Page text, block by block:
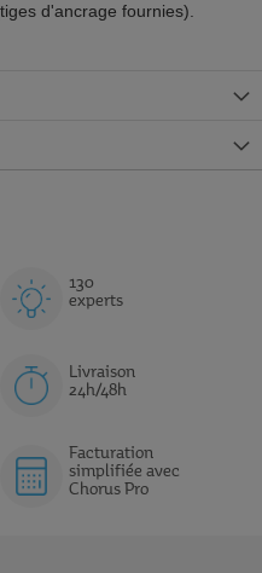
d'ancrage fournies).
130
experts
Livraison
24h/48h
Facturation
simplifiée avec
Chorus Pro